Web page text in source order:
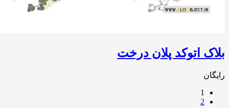
اتوکد پلان درخت